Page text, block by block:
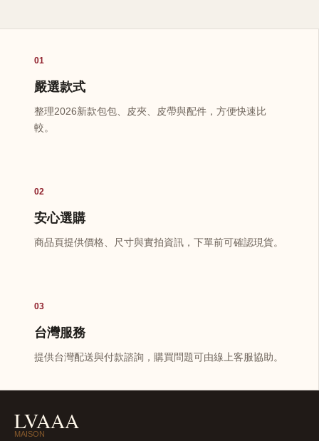
01
嚴選款式
整理2026新款包包、皮夾、皮帶與配件，方便快速比
較。
02
安心選購
商品頁提供價格、尺寸與實拍資訊，下單前可確認現貨。
03
台灣服務
提供台灣配送與付款諮詢，購買問題可由線上客服協助。
LVAAA
MAISON